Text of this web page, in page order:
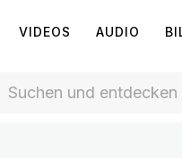
VIDEOS AUDIO